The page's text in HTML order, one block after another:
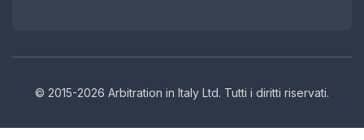
© 2015-2026 Arbitration in Italy Ltd. Tutti i diritti riservati.